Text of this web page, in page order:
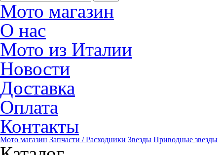
Мото магазин
О нас
Мото из Италии
Новости
Доставка
Оплата
Контакты
Мото магазин Запчасти / Расходники Звезды Приводные звезды